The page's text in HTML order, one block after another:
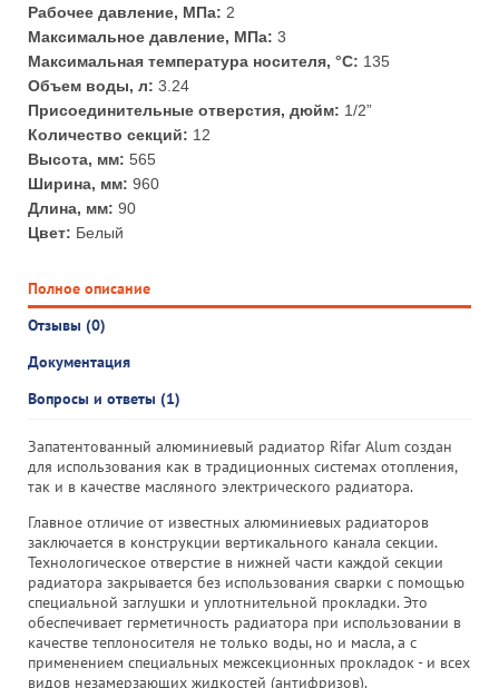
Рабочее давление, МПа: 2
Максимальное давление, МПа: 3
Максимальная температура носителя, °С: 135
Объем воды, л: 3.24
Присоединительные отверстия, дюйм: 1/2”
Количество секций: 12
Высота, мм: 565
Ширина, мм: 960
Длина, мм: 90
Цвет: Белый
Полное описание
Отзывы (0)
Документация
Вопросы и ответы (1)
Запатентованный алюминиевый радиатор Rifar Alum создан
для использования как в традиционных системах отопления,
так и в качестве масляного электрического радиатора.
Главное отличие от известных алюминиевых радиаторов
заключается в конструкции вертикального канала секции.
Технологическое отверстие в нижней части каждой секции
радиатора закрывается без использования сварки с помощью
специальной заглушки и уплотнительной прокладки. Это
обеспечивает герметичность радиатора при использовании в
качестве теплоносителя не только воды, но и масла, а с
применением специальных межсекционных прокладок - и всех
видов незамерзающих жидкостей (антифризов).